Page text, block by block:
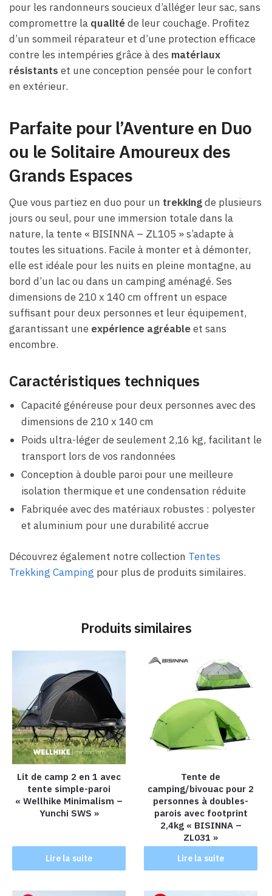
pour les randonneurs soucieux d’alléger leur sac, sans
compromettre la qualitéde leur couchage. Profitez
d’un sommeil réparateur et d’une protection efficace
contre les intempéries grâce à des matériaux
résistants et une conception pensée pour le confort
en extérieur.
Parfaite pour l’Aventure en Duo
ou le Solitaire Amoureux des
Grands Espaces
Que vous partiez en duo pour un trekkingde plusieurs
jours ou seul, pour une immersion totale dans la
nature, la tente « BISINNA – ZL105 » s’adapte à
toutes les situations. Facile à monter et à démonter,
elle est idéale pour les nuits en pleine montagne, au
bord d’un lac ou dans un camping aménagé. Ses
dimensions de 210 x 140 cm offrent un espace
suffisant pour deux personnes et leur équipement,
garantissant une expérience agréableet sans
encombre.
Caractéristiques techniques
Capacité généreuse pour deux personnes avec des
dimensions de 210 x 140 cm
Poids ultra-léger de seulement 2,16 kg, facilitant le
transport lors de vos randonnées
Conception à double paroi pour une meilleure
isolation thermique et une condensation réduite
Fabriquée avec des matériaux robustes : polyester
et aluminium pour une durabilité accrue
Découvrez également notre collection Tentes
Trekking Camping pour plus de produits similaires.
Produits similaires
Lit de camp 2 en 1 avec
tente simple-paroi
« Wellhike Minimalism –
Yunchi SWS »
Lire la suite
Tente de
camping/bivouac pour 2
personnes à doubles-
parois avec footprint
2,4kg « BISINNA –
ZL031 »
Lire la suite